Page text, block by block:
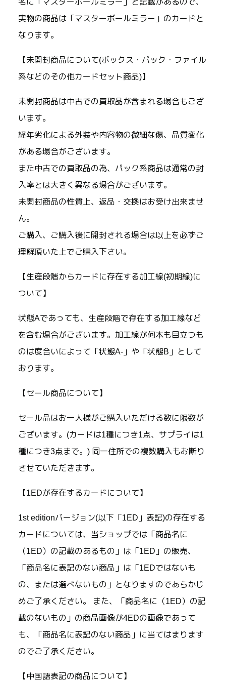
実物の商品は「マスターボールミラー」のカードと
なります。
【未開封商品について(ボックス・パック・ファイル
系などのその他カードセット商品)】
未開封商品は中古での買取品が含まれる場合もござ
います。
経年劣化による外装や内容物の微細な傷、品質変化
がある場合がございます。
また中古での買取品の為、パック系商品は通常の封
入率とは大きく異なる場合がございます。
未開封商品の性質上、返品・交換はお受け出来ませ
ん。
ご購入、ご購入後に開封される場合は以上を必ずご
理解頂いた上でご購入下さい。
【生産段階からカードに存在する加工線(初期線)に
ついて】
状態Aであっても、生産段階で存在する加工線など
を含む場合がございます。加工線が何本も目立つも
のは度合いによって「状態A-」や「状態B」として
おります。
【セール商品について】
セール品はお一人様がご購入いただける数に限数が
ございます。(カードは1種につき1点、サプライは1
種につき3点まで。) 同一住所での複数購入もお断り
させていただきます。
【1EDが存在するカードについて】
1st editionバージョン(以下「1ED」表記)の存在する
カードについては、当ショップでは「商品名に
（1ED）の記載のあるもの」は「1ED」の販売、
「商品名に表記のない商品」は「1EDではないも
の、または選べないもの」となりますのであらかじ
めご了承ください。 また、「商品名に（1ED）の記
載のないもの」の商品画像が4EDの画像であって
も、「商品名に表記のない商品」に当てはまります
のでご了承ください。
【中国語表記の商品について】